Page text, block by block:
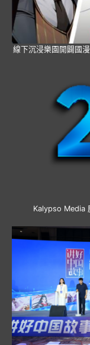
線下沉浸樂園開闢國
Kalypso Media